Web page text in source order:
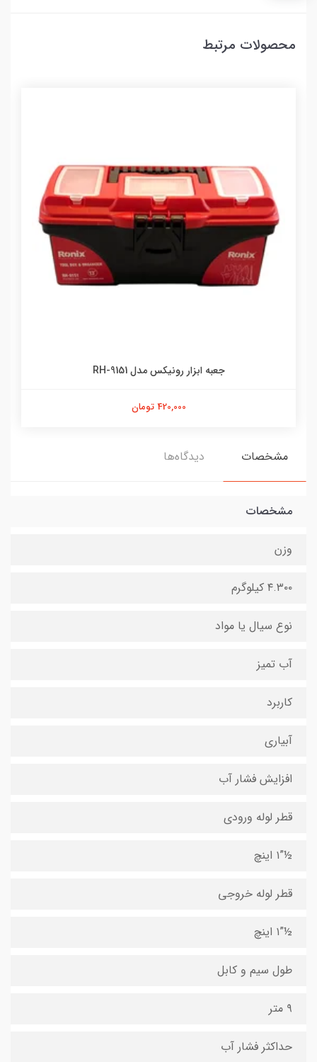
محصولات مرتبط
جعبه ابزار رونیکس مدل RH-9151
420,000 تومان
مشخصات دیدگاه‌ها
مشخصات
وزن
۴.۳۰۰ کیلوگرم
نوع سیال یا مواد
آب تمیز
کاربرد
آبیاری
افزایش فشار آب
قطر لوله ورودی
½”۱ اینچ
قطر لوله خروجی
½”۱ اینچ
طول سیم و کابل
۹ متر
حداکثر فشار آب